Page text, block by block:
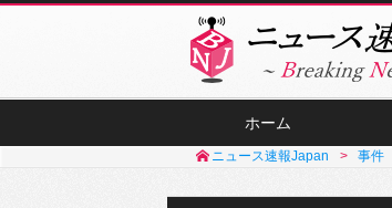
ホーム
ニュース速報Japan 事件